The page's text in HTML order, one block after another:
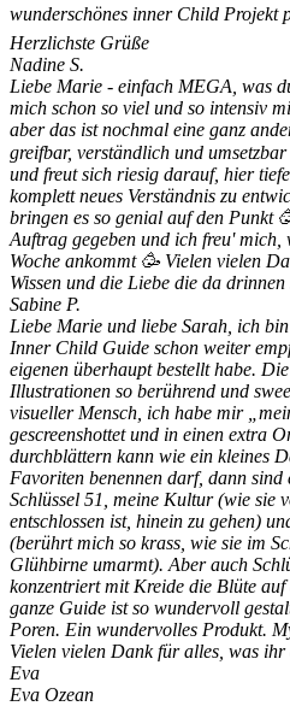
wunderschönes inner Child
Herzlichste Grüße
Nadine S.
Liebe Marie - einfach MEGA, was
mich schon so viel und so intensiv
aber das ist nochmal eine ganz
greifbar, verständlich und
und freut sich riesig darauf, hier
komplett neues Verständnis zu
bringen es so genial auf den Punkt
Auftrag gegeben und ich freu' mich,
Woche ankommt 🥳 Vielen vielen
Wissen und die Liebe die da
Sabine P.
Liebe Marie und liebe Sarah, ich
Inner Child Guide schon weiter
eigenen überhaupt bestellt habe.
Illustrationen so berührend und
visueller Mensch, ich habe mir
gescreenshottet und in einen extra
durchblättern kann wie ein kleines
Favoriten benennen darf, dann sind
Schlüssel 51, meine Kultur (wie sie
entschlossen ist, hinein zu gehen)
(berührt mich so krass, wie sie im
Glühbirne umarmt). Aber auch
konzentriert mit Kreide die Blüte
ganze Guide ist so wundervoll
Poren. Ein wundervolles Produkt.
Vielen vielen Dank für alles, was ihr
Eva
Eva Ozean